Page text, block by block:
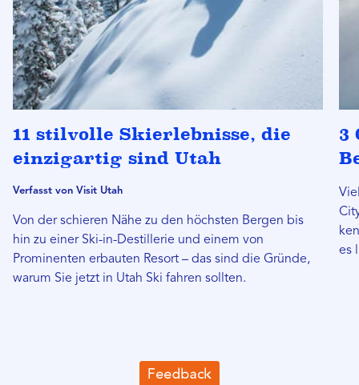
11 stilvolle Skierlebnisse, die
einzigartig sind Utah
Verfasst von Visit Utah
Von der schieren Nähe zu den höchsten Bergen bis
hin zu einer Ski-in-Destillerie und einem von
Prominenten erbauten Resort – das sind die Gründe,
warum Sie jetzt in Utah Ski fahren sollten.
3
es